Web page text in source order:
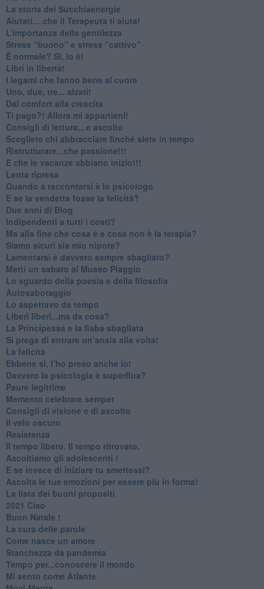
​La storia dei Succhiaenergie
​Aiutati….che il Terapeuta ti aiuta!
​L’importanza della gentilezza
​Stress “buono” e stress “cattivo”
​È normale? Sì, lo è!
​Libri in libertà!
​I legami che fanno bene al cuore
Uno, due, tre... alzati!​
​Dal comfort alla crescita
​Ti pago?! Allora mi appartieni!​
​Consigli di lettura…e ascolto
​Scegliete chi abbracciare finché siete in tempo
​Ristrutturare...che passione!!!
​E che le vacanze abbiano inizio!!!
​Lenta ripresa
​Quando a raccontarsi è lo psicologo
​E se la vendetta fosse la felicità?
​Due anni di Blog
​Indipendenti a tutti i costi?
​Ma alla fine che cosa è e cosa non è la terapia?
​Siamo sicuri sia mio nipote?
​Lamentarsi è davvero sempre sbagliato?
​Metti un sabato al Museo Piaggio
​Lo sguardo della poesia e della filosofia
Autosabotaggio
​Lo aspettavo da tempo
​Liberi liberi...ma da cosa?
​La Principessa e la fiaba sbagliata
Si prega di entrare un’ansia alla volta!
​La felicità
​Ebbene sì, l’ho preso anche io!
​Davvero la psicologia è superflua?
Paure legittime
​Memento celebrare semper
​Consigli di visione e di ascolto
​Il velo oscuro
Resistenza
​Il tempo libero. Il tempo ritrovato.
Ascoltiamo gli adolescenti !
​E se invece di iniziare tu smettessi?
​Ascolta le tue emozioni per essere più in forma!
​La lista dei buoni propositi
2021 Ciao
Buon Natale !
​La cura delle parole
​Come nasce un amore
Stanchezza da pandemia
​Tempo per...conoscere il mondo
​Mi sento come Atlante